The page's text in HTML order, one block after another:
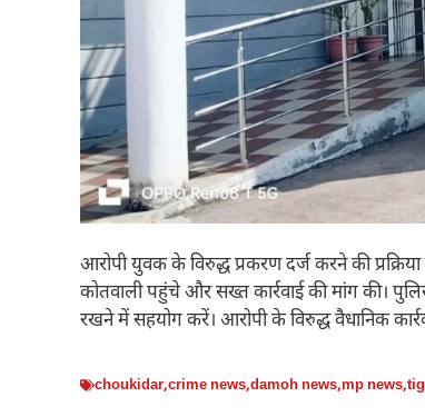
आरोपी युवक के विरुद्ध प्रकरण दर्ज करने की
कोतवाली पहुंचे और सख्त कार्रवाई की मांग की।
रखने में सहयोग करें। आरोपी के विरुद्ध वैधानिक
choukidar,crime news,damoh news,mp news,